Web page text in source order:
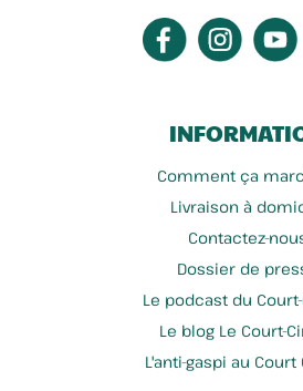
Comment ça
Livraison à
Contactez-
Dossier de
Le podcast du
Le blog Le Court-
L'anti-gaspi au